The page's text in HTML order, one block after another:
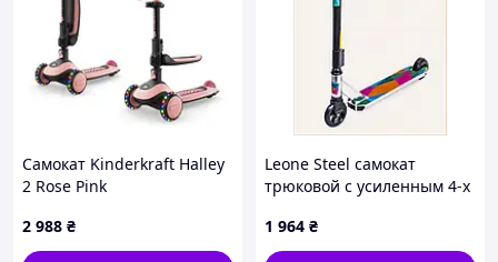
Самокат Kinderkraft Halley
2 Rose Pink
2 988 ₴
Leone Steel самокат
трюковой с усиленным 4-х
23726EPH05
1 964 ₴